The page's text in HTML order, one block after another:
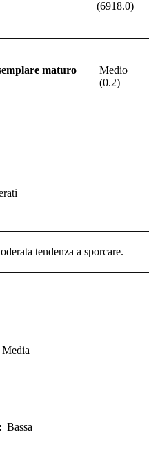
(6918.0)
maturo
Medio
(0.2)
tendenza a sporcare.
Media
Bassa